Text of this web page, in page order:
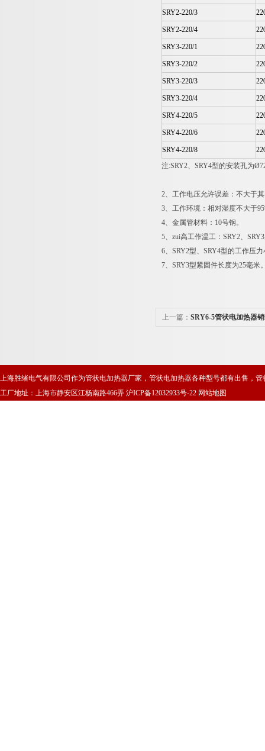
SRY2-220/3
SRY2-220/4
SRY3-220/1
SRY3-220/2
SRY3-220/3
SRY3-220/4
SRY4-220/5
SRY4-220/6
SRY4-220/8
注:SRY2、SRY4型的安装孔为
2、工作电压允许误差：不大于
3、工作环境：相对湿度不大于
4、金属管材料：10号钢。
5、zui高工作温工：SRY2、
6、SRY2型、SRY4型的工作压
7、SRY3型紧固件长度为25毫米
上一篇： SRY6-5管状电加热器
上海胜绪电气有限公司作为管状电加热器厂家，管状电加热器各种型号都有出售，
工厂地址：上海市静安区江杨南路466弄 沪ICP备12032933号-22 网站地图